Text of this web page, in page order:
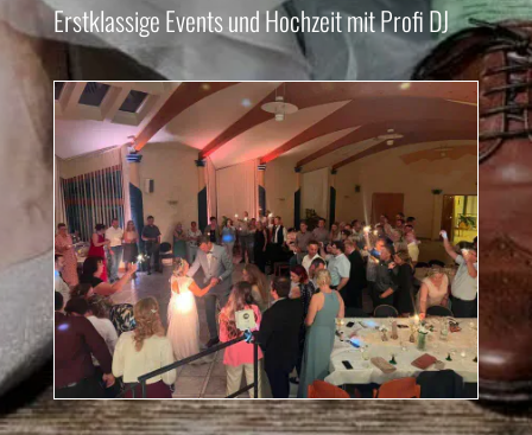
Erstklassige Events und Hochzeit mit Profi DJ